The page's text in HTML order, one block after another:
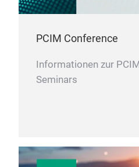
PCIM Conference
Informationen zur
Seminars